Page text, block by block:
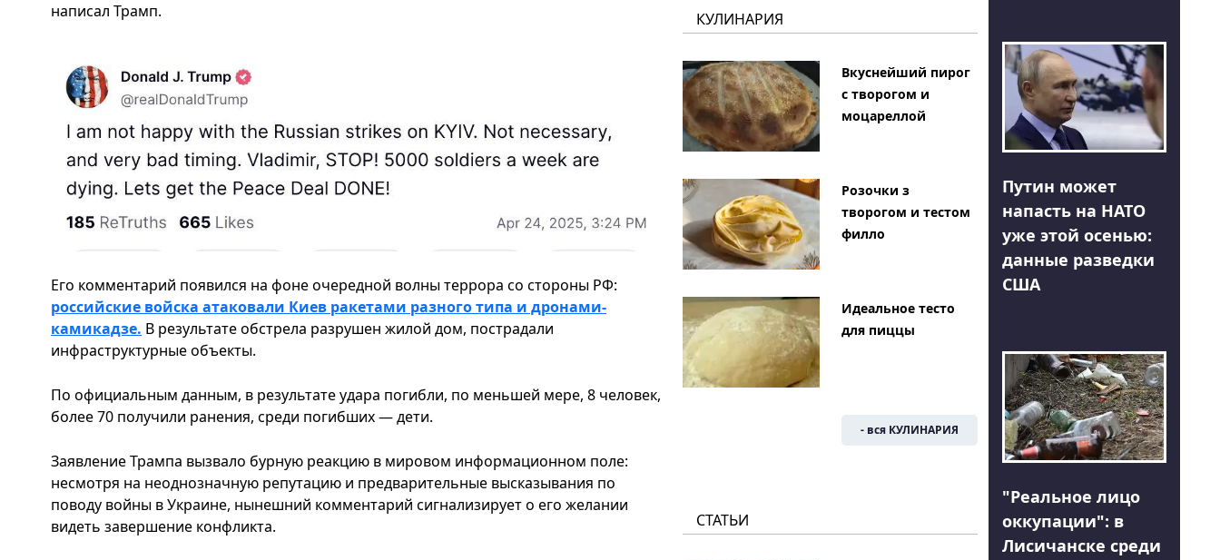
написал Трамп.
Его комментарий появился на фоне очередной волны террора со стороны РФ:
российские войска атаковали Киев ракетами разного типа и дронами-
камикадзе. В результате обстрела разрушен жилой дом, пострадали
инфраструктурные объекты.
По официальным данным, в результате удара погибли, по меньшей мере, 8 человек,
более 70 получили ранения, среди погибших — дети.
Заявление Трампа вызвало бурную реакцию в мировом информационном поле:
несмотря на неоднозначную репутацию и предварительные высказывания по
поводу войны в Украине, нынешний комментарий сигнализирует о его желании
видеть завершение конфликта.
КУЛИНАРИЯ
Вкуснейший пирог
с творогом и
моцареллой
Розочки з
творогом и тестом
филло
Идеальное тесто
для пиццы
- вся КУЛИНАРИЯ
СТАТЬИ
Путин может
напасть на НАТО
уже этой осенью:
данные разведки
США
"Реальное лицо
оккупации": в
Лисичанске среди